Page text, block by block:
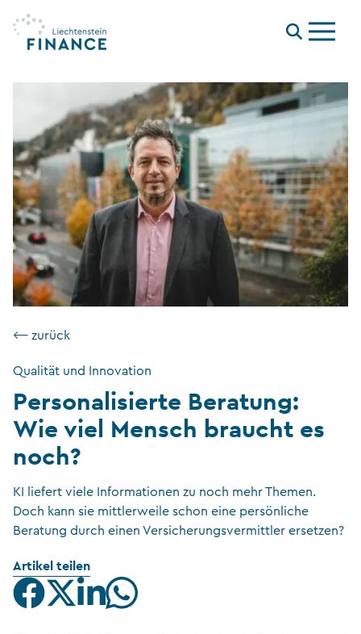
Menu
⟵ zurück
Qualität und Innovation
Personalisierte Beratung:
Wie viel Mensch braucht es
noch?
KI liefert viele Informationen zu noch mehr Themen.
Doch kann sie mittlerweile schon eine persönliche
Beratung durch einen Versicherungsvermittler ersetzen?
Artikel teilen